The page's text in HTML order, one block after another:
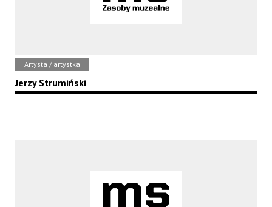
Artysta / artystka
Jerzy Strumiński